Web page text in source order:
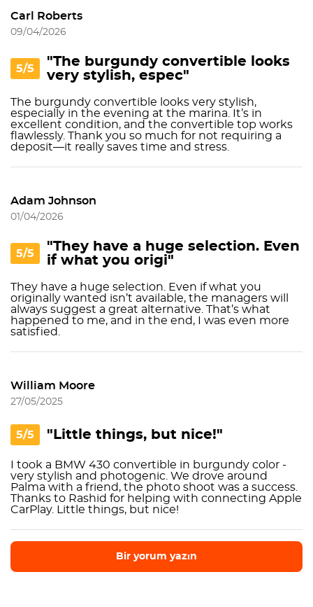
Carl Roberts
09/04/2026
5/5
"The burgundy convertible looks
very stylish, espec"
The burgundy convertible looks very stylish,
especially in the evening at the marina. It’s in
excellent condition, and the convertible top works
flawlessly. Thank you so much for not requiring a
deposit—it really saves time and stress.
Adam Johnson
01/04/2026
5/5
"They have a huge selection. Even
if what you origi"
They have a huge selection. Even if what you
originally wanted isn’t available, the managers will
always suggest a great alternative. That’s what
happened to me, and in the end, I was even more
satisfied.
William Moore
27/05/2025
5/5 "Little things, but nice!"
I took a BMW 430 convertible in burgundy color -
very stylish and photogenic. We drove around
Palma with a friend, the photo shoot was a success.
Thanks to Rashid for helping with connecting Apple
CarPlay. Little things, but nice!
Bir yorum yazın